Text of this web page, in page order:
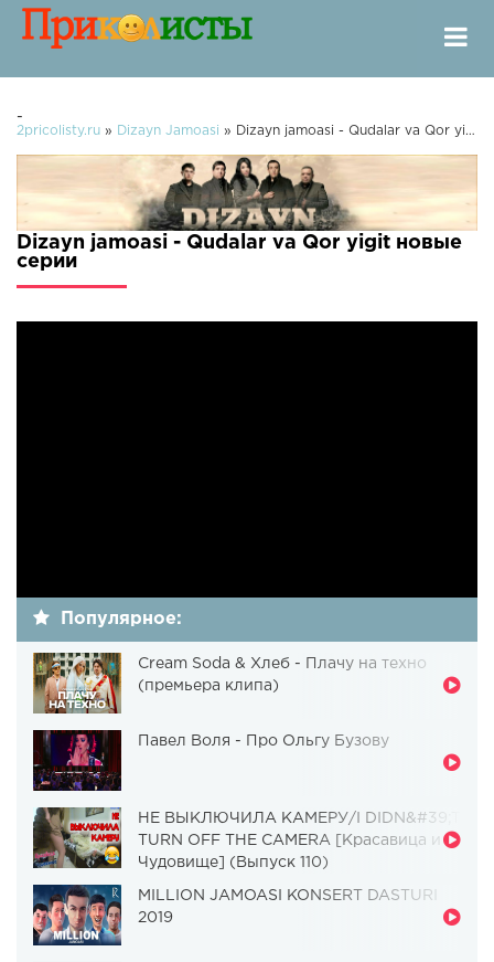
-
2pricolisty.ru » Dizayn Jamoasi » Dizayn jamoasi - Qudalar va Qor yigit
Dizayn jamoasi - Qudalar va Qor yigit новые
серии
Популярное:
Cream Soda & Хлеб - Плачу на техно
(премьера клипа)
Павел Воля - Про Ольгу Бузову
НЕ ВЫКЛЮЧИЛА КАМЕРУ/I DIDN&#39;T
TURN OFF THE CAMERA [Красавица и
Чудовище] (Выпуск 110)
MILLION JAMOASI KONSERT DASTURI
2019